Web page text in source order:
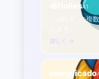
difícilesA1
「difícil」の複
詳しく →
complicado